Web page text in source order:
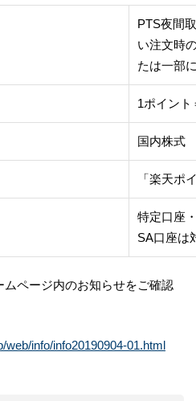
PTS夜間
い注文時
たは一部
1ポイント
国内株式
「楽天ポ
特定口座
SA口座は
ページ内のお知らせをご確認
info/info20190904-01.html